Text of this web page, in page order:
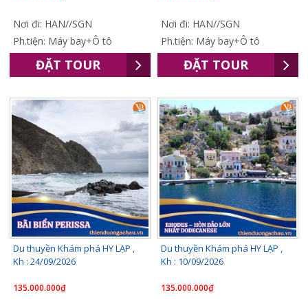
Nơi đi: HAN//SGN
Ph.tiện: Máy bay+Ô tô
ĐẶT TOUR
Nơi đi: HAN//SGN
Ph.tiện: Máy bay+Ô tô
ĐẶT TOUR
Du thuyền Khám phá HY LẠP ,
Kh : 24/09/2026
135.000.000₫
Du thuyền Khám phá HY LẠP ,
Kh : 10/09/2026
135.000.000₫